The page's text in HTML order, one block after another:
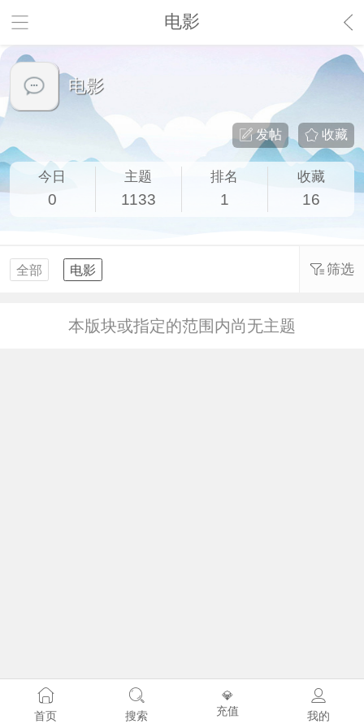
电影
电影
收藏
发帖
今日
0
主题
1133
排名
1
收藏
16
全部 电影 筛选
本版块或指定的范围内尚无主题
首页 搜索
💎
充值
我的